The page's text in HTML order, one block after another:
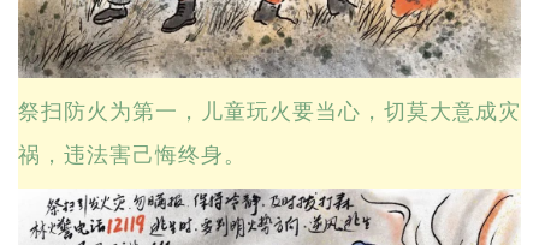
祭扫防火为第一，儿童玩火要当心，切莫大意成灾
祸，违法害己悔终身。